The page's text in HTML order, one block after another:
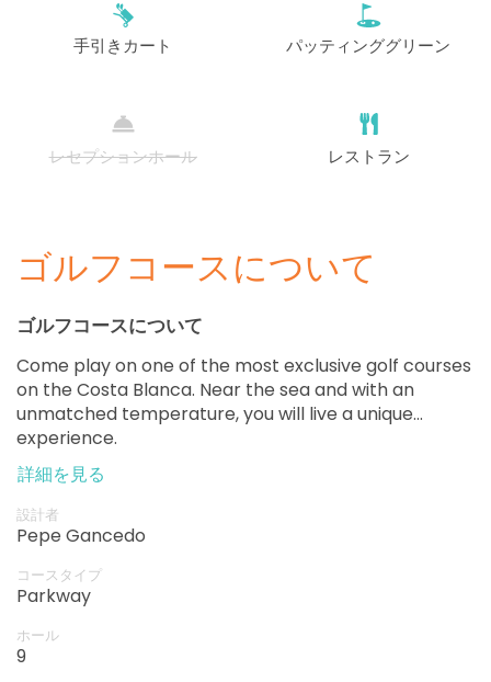
手引きカート パッティンググリーン
レセプションホール レストラン
ゴルフコースについて
ゴルフコースについて
Come play on one of the most exclusive golf courses
on the Costa Blanca. Near the sea and with an
unmatched temperature, you will live a unique
experience.
詳細を見る
設計者
Pepe Gancedo
コースタイプ
Parkway
ホール
9